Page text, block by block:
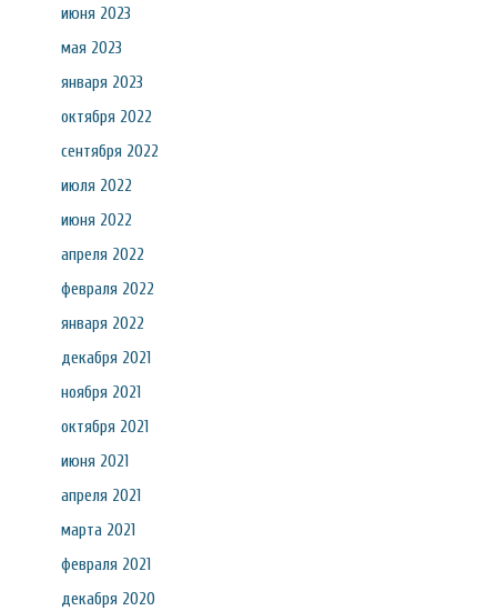
июня 2023
мая 2023
января 2023
октября 2022
сентября 2022
июля 2022
июня 2022
апреля 2022
февраля 2022
января 2022
декабря 2021
ноября 2021
октября 2021
июня 2021
апреля 2021
марта 2021
февраля 2021
декабря 2020